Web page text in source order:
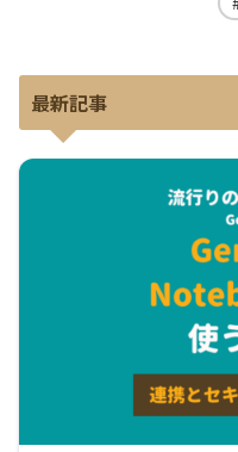
最新記事